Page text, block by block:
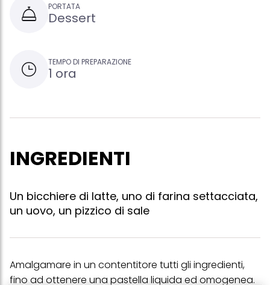
PORTATA
Dessert
TEMPO DI PREPARAZIONE
1 ora
INGREDIENTI
Un bicchiere di latte, uno di farina settacciata,
un uovo, un pizzico di sale
Amalgamare in un contentitore tutti gli ingredienti,
fino ad ottenere una pastella liquida ed omogenea.